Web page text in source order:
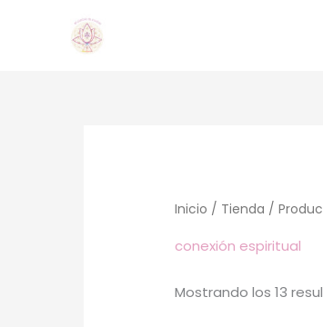
Inicio / Tienda /
conexión espiritual
Mostrando los 13